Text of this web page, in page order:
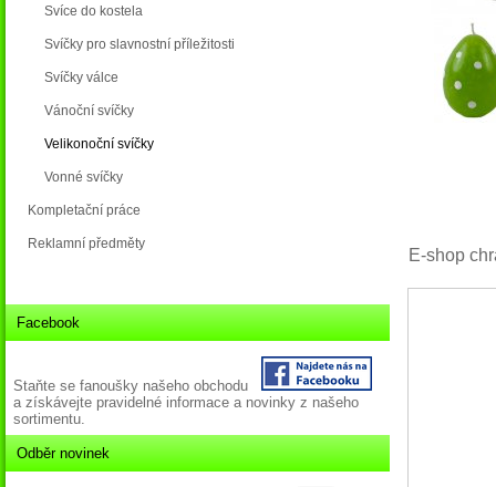
Svíce do kostela
Svíčky pro slavnostní příležitosti
Svíčky válce
Vánoční svíčky
Velikonoční svíčky
Vonné svíčky
Kompletační práce
Reklamní předměty
Facebook
Staňte se fanoušky našeho obchodu
a získávejte pravidelné informace a novinky z našeho
sortimentu.
Odběr novinek
E-shop